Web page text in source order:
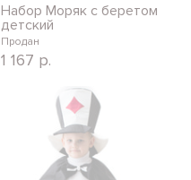
Набор Моряк с беретом
детский
Продан
1 167 р.